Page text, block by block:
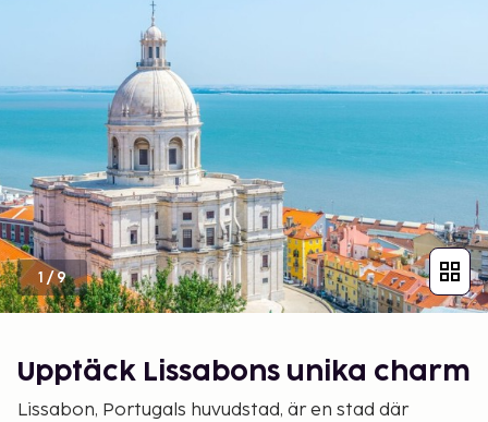
1 /9
Upptäck Lissabons unika charm
Lissabon, Portugals huvudstad, är en stad där